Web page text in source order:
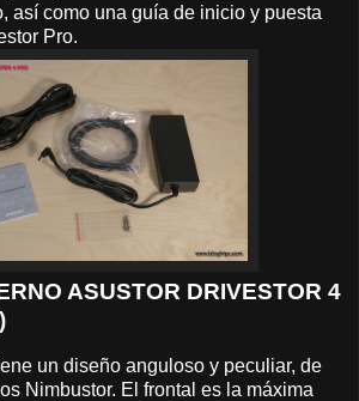
así como una guía de inicio y puesta
Pro.
ASUSTOR DRIVESTOR 4
un diseño anguloso y peculiar, de
Nimbustor. El frontal es la máxima